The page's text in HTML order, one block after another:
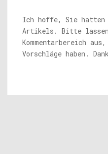
Ich hoffe, Sie hatten
Artikels. Bitte lassen
Kommentarbereich
Vorschläge haben.